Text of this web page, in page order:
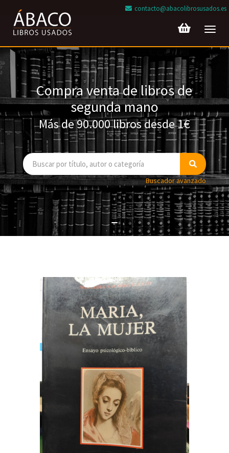
contacto@abacolibrosusados.es
Compra venta de libros de
segunda mano
Más de 90.000 libros desde 1€
Buscador avanzado